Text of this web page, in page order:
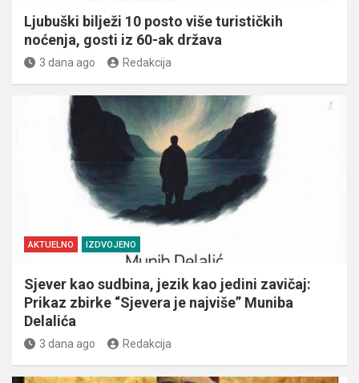
Ljubuški bilježi 10 posto više turističkih
noćenja, gosti iz 60-ak država
3 dana ago Redakcija
AKTUELNO IZDVOJENO
Sjever kao sudbina, jezik kao jedini zavičaj:
Prikaz zbirke “Sjevera je najviše” Muniba
Delalića
3 dana ago Redakcija